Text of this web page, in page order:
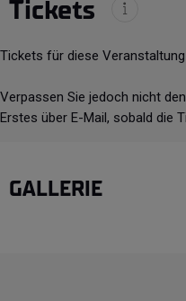
Tickets
Tickets für diese
Verpassen Sie jedoch nicht
Erstes über E-Mail, sobald die
GALLERIE